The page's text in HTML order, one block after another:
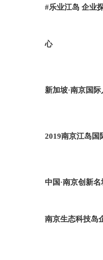
#乐业江岛 企业
心
新加坡·南京国
2019南京江岛国
中国·南京创新
南京生态科技岛